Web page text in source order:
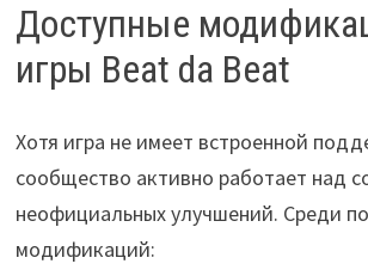
Доступные
игры Beat da Beat
Хотя игра не имеет встроенной
сообщество активно работает над
неофициальных улучшений. Среди
модификаций: